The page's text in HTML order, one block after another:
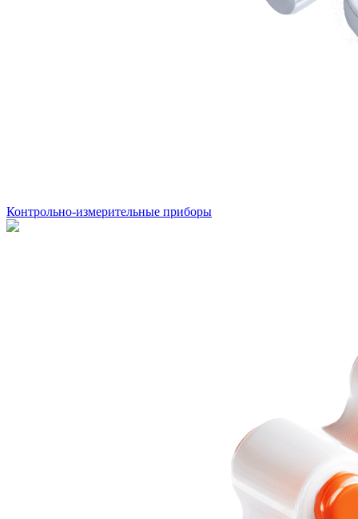
Контрольно-измерительные приборы